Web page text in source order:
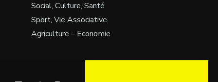
Social, Culture, Santé
Sport, Vie Associative
Agriculture – Economie